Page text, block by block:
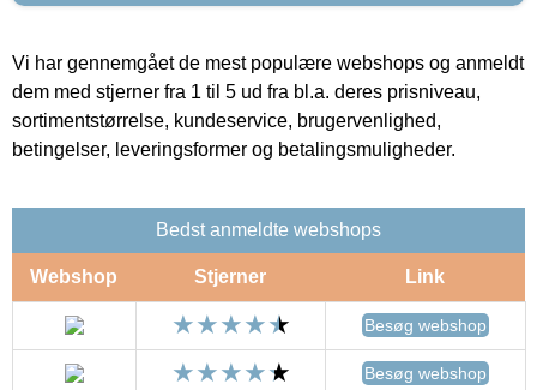
Vi har gennemgået de mest populære webshops og anmeldt
dem med stjerner fra 1 til 5 ud fra bl.a. deres prisniveau,
sortimentstørrelse, kundeservice, brugervenlighed,
betingelser, leveringsformer og betalingsmuligheder.
Bedst anmeldte webshops
Webshop Stjerner Link
Besøg webshop
Besøg webshop